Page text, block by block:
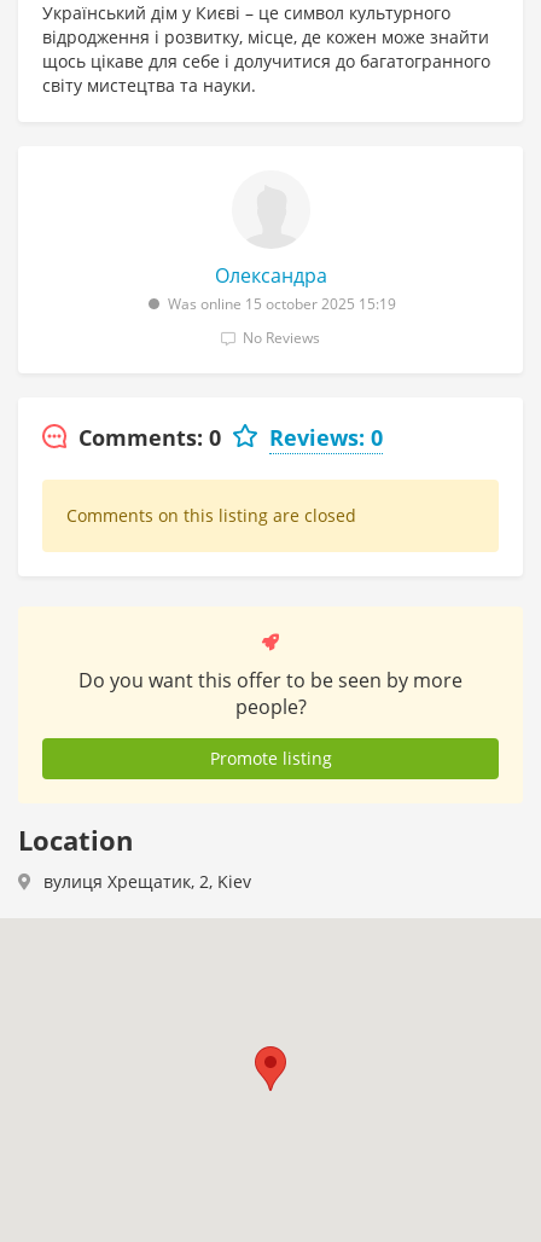
Український дім у Києві – це символ культурного
відродження і розвитку, місце, де кожен може знайти
щось цікаве для себе і долучитися до багатогранного
світу мистецтва та науки.
Олександра
Was online 15 october 2025 15:19
No Reviews
Comments: 0 Reviews: 0
Comments on this listing are closed
Do you want this offer to be seen by more
people?
Promote listing
Location
вулиця Хрещатик, 2, Kiev